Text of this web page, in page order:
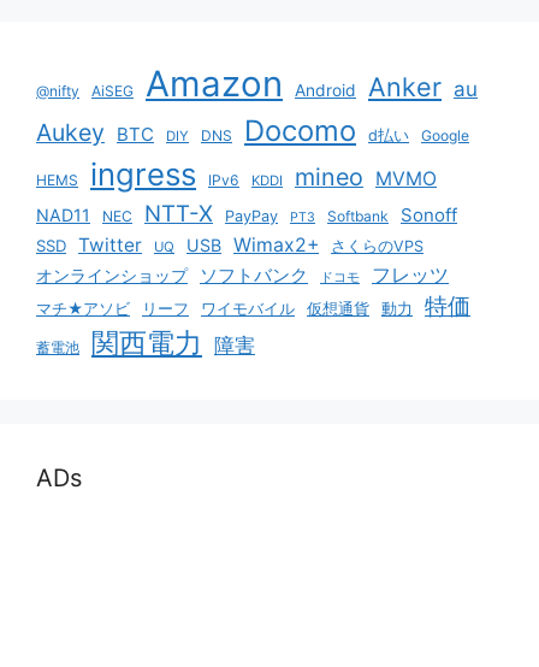
@nifty AiSEG Amazon Android Anker au
Aukey BTC DIY DNS Docomo d払い Google
HEMS ingress IPv6 KDDI mineo MVMO
NAD11 NEC NTT-X PayPay PT3 Softbank Sonoff
SSD Twitter UQ USB Wimax2+ さくらのVPS
オンラインショップ ソフトバンク ドコモ フレッツ
マチ★アソビ リーフ ワイモバイル 仮想通貨 動力 特価
蓄電池 関西電力 障害
ADs